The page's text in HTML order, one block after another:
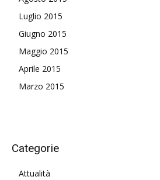
Luglio 2015
Giugno 2015
Maggio 2015
Aprile 2015
Marzo 2015
Categorie
Attualità